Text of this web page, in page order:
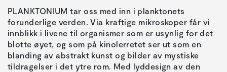
PLANKTONIUM tar oss med inn i planktonets
forunderlige verden. Via kraftige mikroskoper får vi
innblikk i livene til organismer som er usynlig for det
blotte øyet, og som på kinolerretet ser ut som en
blanding av abstrakt kunst og bilder av mystiske
tildragelser i det ytre rom. Med lyddesign av den